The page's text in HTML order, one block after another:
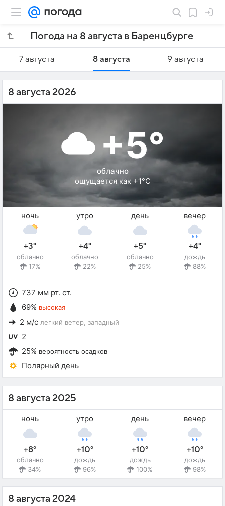
Погода на 8 августа в Баренцбурге
7 августа 8 августа 9 августа
8 августа 2026
+5°
облачно
ощущается как +1°C
ночь
+3°
облачно
17%
утро
+4°
облачно
22%
день
+5°
облачно
25%
вечер
+4°
дождь
88%
737 мм рт. ст.
69% высокая
2 м/с легкий ветер , западный
2
25% вероятность осадков
Полярный день
8 августа 2025
ночь
+8°
облачно
34%
утро
+10°
дождь
96%
день
+10°
дождь
100%
вечер
+10°
дождь
98%
8 августа 2024